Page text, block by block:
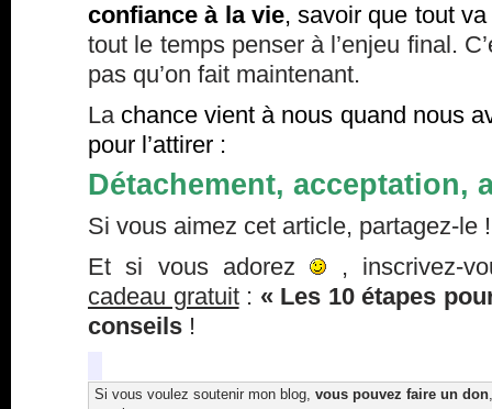
confiance à la vie, savoir que tout va
tout le temps penser à l’enjeu final.
pas qu’on fait maintenant.
La chance vient à nous quand nous
pour l’attirer :
Détachement, acceptation,
Si vous aimez cet article, partagez-le !
Et si vous adorez
, inscrivez-
cadeau gratuit: « Les 10 étapes
conseils !
Si vous voulez soutenir mon blog, vous pouvez faire un don